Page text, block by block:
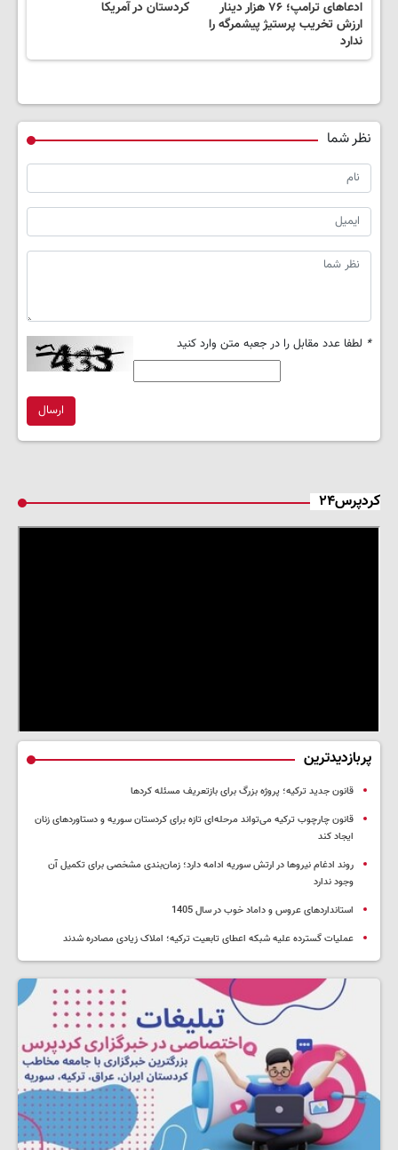
ادعاهای ترامپ؛ ۷۶ هزار دینار
ارزش تخریب پرستیژ پیشمرگه را
ندارد
کردستان در آمریکا
نظر شما
* لطفا عدد مقابل را در جعبه متن وارد کنید
ارسال
کردپرس۲۴
پربازدیدترین
قانون جدید ترکیه؛ پروژه بزرگ‌ برای بازتعریف مسئله کردها
قانون چارچوب ترکیه می‌تواند مرحله‌ای تازه برای کردستان سوریه و دستاوردهای زنان
ایجاد کند
روند ادغام نیروها در ارتش سوریه ادامه دارد؛ زمان‌بندی مشخصی برای تکمیل آن
وجود ندارد
استانداردهای عروس و داماد خوب در سال 1405
عملیات گسترده علیه شبکه اعطای تابعیت ترکیه؛ املاک زیادی مصادره شدند